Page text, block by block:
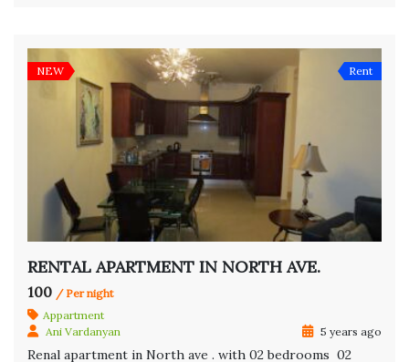
NEW Rent
RENTAL APARTMENT IN NORTH AVE.
100 / Per night
Appartment
Ani Vardanyan
5 years ago
Renal apartment in North ave . with 02 bedrooms 02